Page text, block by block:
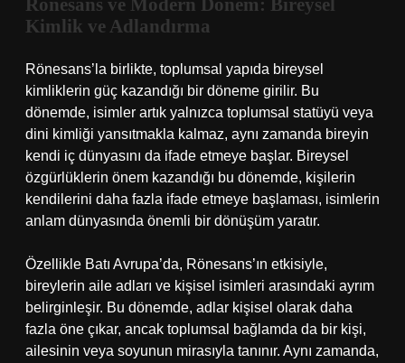
Rönesans ve Modern Dönem: Bireysel
Kimlik ve Adlandırma
Rönesans’la birlikte, toplumsal yapıda bireysel
kimliklerin güç kazandığı bir döneme girilir. Bu
dönemde, isimler artık yalnızca toplumsal statüyü veya
dini kimliği yansıtmakla kalmaz, aynı zamanda bireyin
kendi iç dünyasını da ifade etmeye başlar. Bireysel
özgürlüklerin önem kazandığı bu dönemde, kişilerin
kendilerini daha fazla ifade etmeye başlaması, isimlerin
anlam dünyasında önemli bir dönüşüm yaratır.
Özellikle Batı Avrupa’da, Rönesans’ın etkisiyle,
bireylerin aile adları ve kişisel isimleri arasındaki ayrım
belirginleşir. Bu dönemde, adlar kişisel olarak daha
fazla öne çıkar, ancak toplumsal bağlamda da bir kişi,
ailesinin veya soyunun mirasıyla tanınır. Aynı zamanda,